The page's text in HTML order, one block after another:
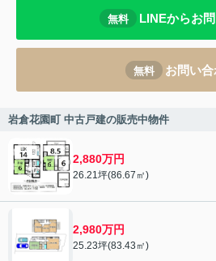
無料 LINEからお
無料 お問い
岩倉花園町 中古戸建の販売中物件
2,880万円
26.21坪(86.67㎡)
2,980万円
25.23坪(83.43㎡)